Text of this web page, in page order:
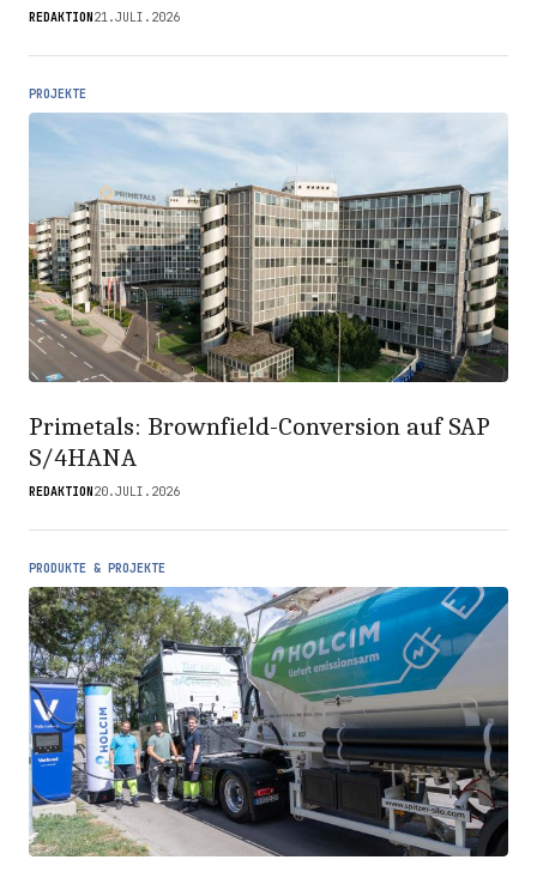
REDAKTION 21.JULI.2026
PROJEKTE
Primetals: Brownfield-Conversion auf SAP
S/4HANA
REDAKTION 20.JULI.2026
PRODUKTE & PROJEKTE